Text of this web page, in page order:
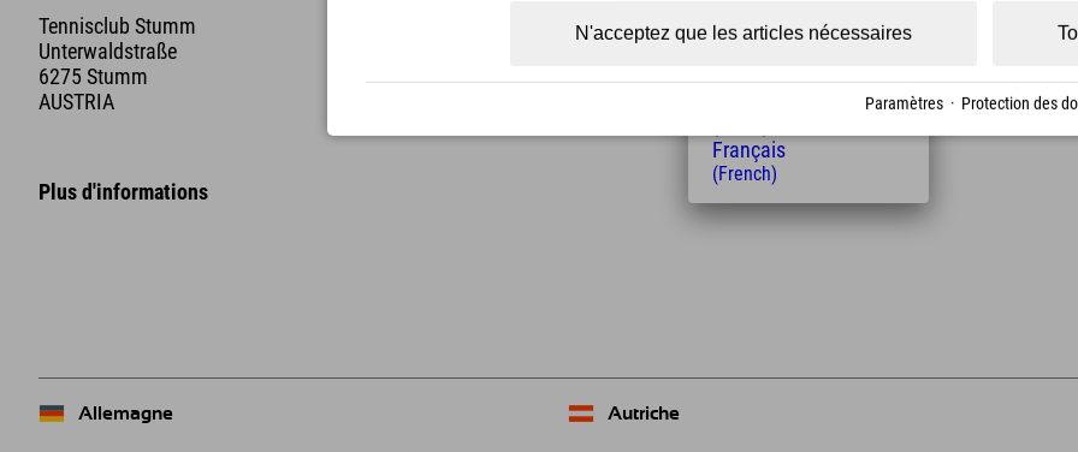
Tennisclub Stumm
Unterwaldstraße
6275 Stumm
AUSTRIA
1 km 4
Plus d'informations
Allemagne Autriche
N'acceptez que les articles nécessaires
Paramètres · Protection des
(Polish)
(Hungarian)
Français
(French)